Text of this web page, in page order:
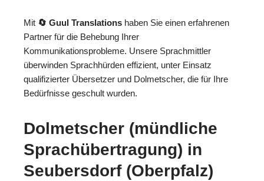
Mit 🔄 Guul Translations haben Sie einen erfahrenen
Partner für die Behebung Ihrer
Kommunikationsprobleme. Unsere Sprachmittler
überwinden Sprachhürden effizient, unter Einsatz
qualifizierter Übersetzer und Dolmetscher, die für Ihre
Bedürfnisse geschult wurden.
Dolmetscher (mündliche
Sprachübertragung) in
Seubersdorf (Oberpfalz)